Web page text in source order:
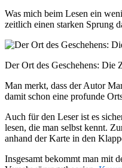
Was mich beim Lesen ein
zeitlich einen starken Sprung
Der Ort des Geschehens: Die
Man merkt, dass der Autor
damit schon eine profunde
Auch für den Leser ist es
lesen, die man selbst kennt.
anhand der Karte in den
Insgesamt bekommt man mit